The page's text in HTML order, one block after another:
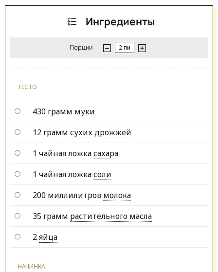
Ингредиенты
Порции:
ТЕСТО
430 грамм муки
12 грамм сухих дрожжей
1 чайная ложкасахара
1 чайная ложкасоли
200 миллилитров молока
35 грамм растительного масла
2яйца
НАЧИНКА